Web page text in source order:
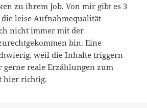
zu ihrem Job. Von mir gibt es 3
leise Aufnahmequalität
nicht immer mit der
bin. Eine
weil die Inhalte triggern
gerne reale Erzählungen zum
hier richtig.